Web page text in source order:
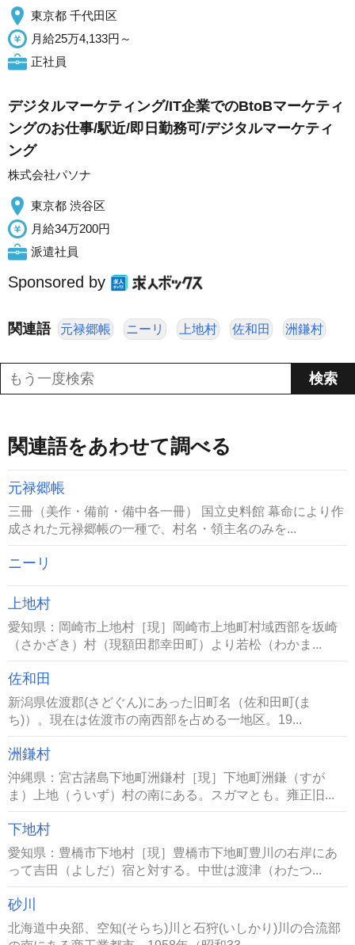
東京都 千代田区
月給25万4,133円～
正社員
デジタルマーケティング/IT企業でのBtoBマーケティ
ングのお仕事/駅近/即日勤務可/デジタルマーケティ
ング
株式会社パソナ
東京都 渋谷区
月給34万200円
派遣社員
Sponsored by
関連語 元禄郷帳 ニーリ 上地村 佐和田 洲鎌村
関連語をあわせて調べる
元禄郷帳
三冊（美作・備前・備中各一冊） 国立史料館 幕命により作
成された元禄郷帳の一種で、村名・領主名のみを...
ニーリ
上地村
愛知県：岡崎市上地村［現］岡崎市上地町村域西部を坂崎
（さかざき）村（現額田郡幸田町）より若松（わかま...
佐和田
新潟県佐渡郡(さどぐん)にあった旧町名（佐和田町(ま
ち)）。現在は佐渡市の南西部を占める一地区。19...
洲鎌村
沖縄県：宮古諸島下地町洲鎌村［現］下地町洲鎌（すが
ま）上地（ういず）村の南にある。スガマとも。雍正旧...
下地村
愛知県：豊橋市下地村［現］豊橋市下地町豊川の右岸にあ
って吉田（よしだ）宿と対する。中世は渡津（わたつ...
砂川
北海道中央部、空知(そらち)川と石狩(いしかり)川の合流部